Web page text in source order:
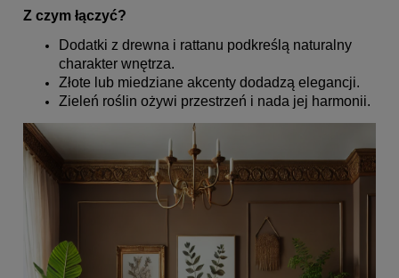
Z czym łączyć?
Dodatki z drewna i rattanu podkreślą naturalny
charakter wnętrza.
Złote lub miedziane akcenty dodadzą elegancji.
Zieleń roślin ożywi przestrzeń i nada jej harmonii.